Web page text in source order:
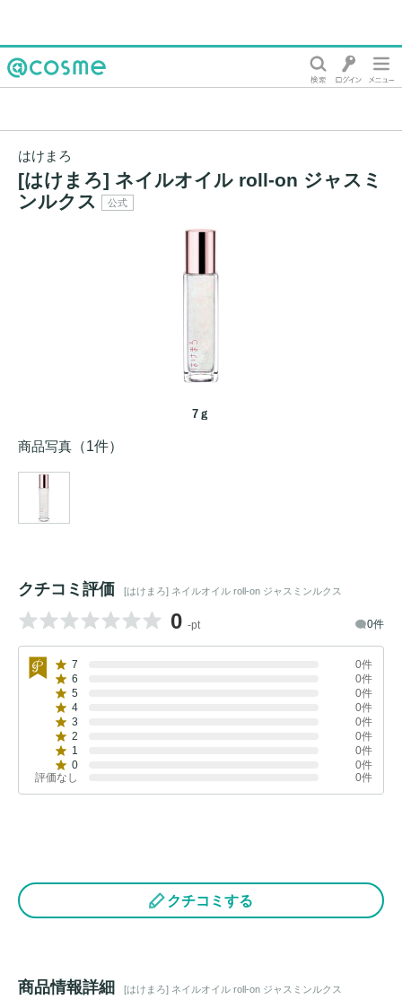
はけまろ
[はけまろ] ネイルオイル roll-on ジャスミ
ンルクス
公式
7ｇ
商品写真 （1件）
クチコミ評価 [はけまろ] ネイルオイル roll-on ジャスミンルクス
0 -pt 0件
7
0件
6
0件
5
0件
4
0件
3
0件
2
0件
1
0件
0
0件
評価なし
0件
クチコミする
商品情報詳細 [はけまろ] ネイルオイル roll-on ジャスミンルクス